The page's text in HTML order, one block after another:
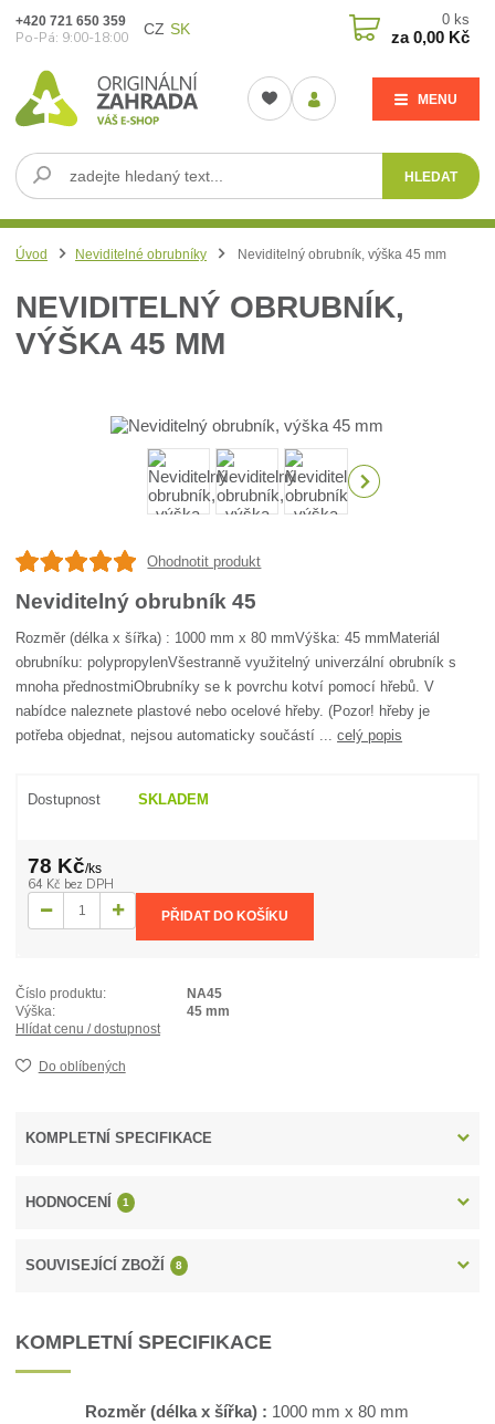
CZ SK
MENU
HLEDAT
+420 721 650 359
Po-Pá: 9:00-18:00
0 ks
za0,00 Kč
Úvod Neviditelné obrubníky Neviditelný obrubník, výška 45 mm
NEVIDITELNÝ OBRUBNÍK,
VÝŠKA 45 MM
Ohodnotit produkt
Neviditelný obrubník 45
Rozměr (délka x šířka) : 1000 mm x 80 mmVýška: 45 mmMateriál
obrubníku: polypropylenVšestranně využitelný univerzální obrubník s
mnoha přednostmiObrubníky se k povrchu kotví pomocí hřebů. V
nabídce naleznete plastové nebo ocelové hřeby. (Pozor! hřeby je
potřeba objednat, nejsou automaticky součástí ...celý popis
Dostupnost SKLADEM
78 Kč/ks
64 Kč bez DPH
PŘIDAT DO KOŠÍKU
Číslo produktu:
NA45
Výška:
45 mm
Hlídat cenu / dostupnost
Do oblíbených
KOMPLETNÍ SPECIFIKACE
HODNOCENÍ 1
SOUVISEJÍCÍ ZBOŽÍ 8
KOMPLETNÍ SPECIFIKACE
Rozměr (délka x šířka) : 1000 mm x 80 mm